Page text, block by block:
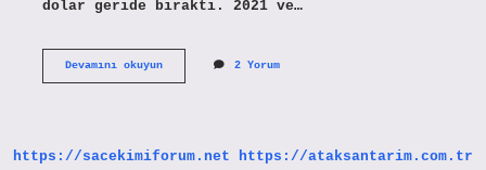
dolar geride bıraktı. 2021 ve…
Devamını okuyunDünyanın
2 Yorum
https://sacekimiforum.net
https://ataksantarim.com.tr